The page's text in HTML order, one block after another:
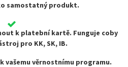
samostatný produkt.
k platební kartě. Funguje coby
pro KK, SK, IB.
vašemu věrnostnímu programu.